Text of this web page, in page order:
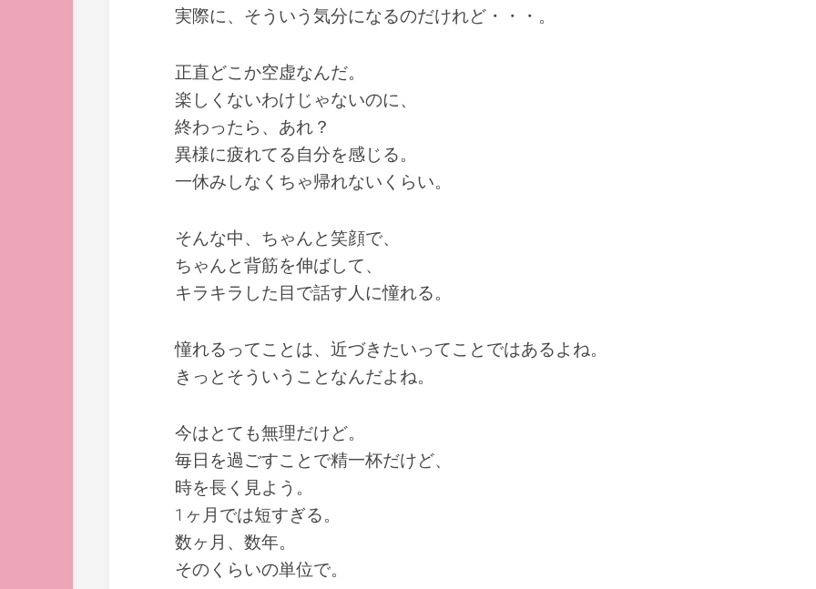
実際に、そういう気分になるのだけれど・・・。
正直どこか空虚なんだ。
楽しくないわけじゃないのに、
終わったら、あれ？
異様に疲れてる自分を感じる。
一休みしなくちゃ帰れないくらい。
そんな中、ちゃんと笑顔で、
ちゃんと背筋を伸ばして、
キラキラした目で話す人に憧れる。
憧れるってことは、近づきたいってことではあるよね。
きっとそういうことなんだよね。
今はとても無理だけど。
毎日を過ごすことで精一杯だけど、
時を長く見よう。
1ヶ月では短すぎる。
数ヶ月、数年。
そのくらいの単位で。